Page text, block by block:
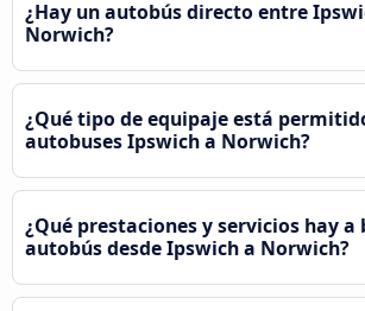
¿Hay un autobús directo entre
Norwich?
¿Qué tipo de equipaje está
autobuses Ipswich a Norwich?
¿Qué prestaciones y servicios hay a
autobús desde Ipswich a Norwich?